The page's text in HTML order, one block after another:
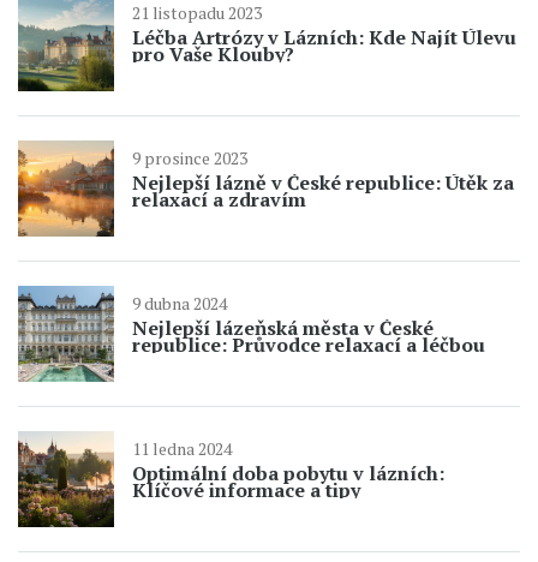
21 listopadu 2023
Léčba Artrózy v Lázních: Kde Najít Úlevu
pro Vaše Klouby?
9 prosince 2023
Nejlepší lázně v České republice: Útěk za
relaxací a zdravím
9 dubna 2024
Nejlepší lázeňská města v České
republice: Průvodce relaxací a léčbou
11 ledna 2024
Optimální doba pobytu v lázních:
Klíčové informace a tipy